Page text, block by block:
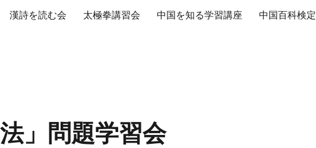
漢詩を読む会 太極拳講習会 中国を知る学習講座 中国百科検定
」問題学習会